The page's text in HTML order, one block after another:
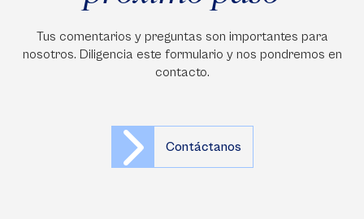
Tus comentarios y preguntas son importantes para
nosotros. Diligencia este formulario y nos pondremos en
contacto.
Contáctanos